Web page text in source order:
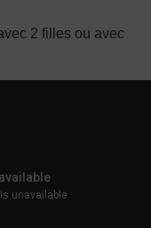
2 filles ou avec